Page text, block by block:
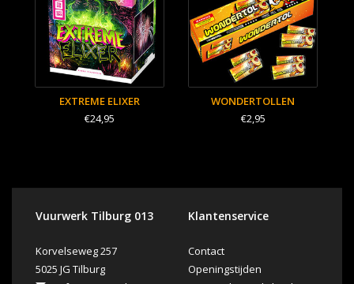
EXTREME ELIXER
€24,95
WONDERTOLLEN
€2,95
Vuurwerk Tilburg 013
Korvelseweg 257
5025 JG Tilburg
Klantenservice
Contact
Openingstijden